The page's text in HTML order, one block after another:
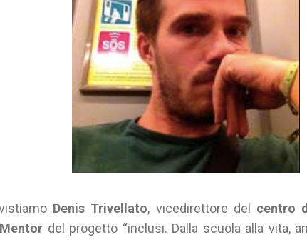
Denis Trivellato, vicedirettore del centro
Mentor del progetto “inclusi. Dalla scuola alla vita,